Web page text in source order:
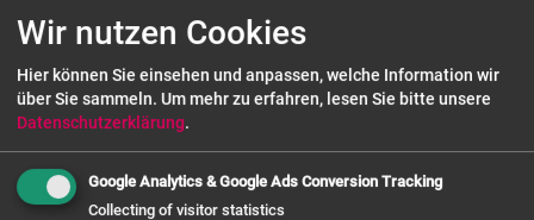
Melde Dich hier zum Newsletter an und sichere Dir einen 5€-
Wenn Sie unseren Newsletter abonnieren, willigen Sie damit ein, dass Ihre
Bestandsdaten wie E-Mail Adresse sowie (falls angegeben) Vorname, Name,
Kundengruppe gespeichert werden. Ihre Daten werden dann auf Grundlage
Ihrer Einwilligung gemäß Art. 6 Abs. 1 a) DSGVO verarbeitet.Newsletter-
Info
Wir nutzen Cookies
Hier können Sie einsehen und anpassen, welche Information wir
über Sie sammeln. Um mehr zu erfahren, lesen Sie bitte unsere
Datenschutzerklärung.
Google Analytics & Google Ads Conversion Tracking
Collecting of visitor statistics